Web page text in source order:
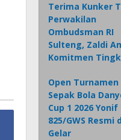
Terima Kunker
Perwakilan
Ombudsman RI
Sulteng, Zaldi
Komitmen
Open Turnamen
Sepak Bola
Cup 1 2026 Yonif
825/GWS Resmi
Gelar